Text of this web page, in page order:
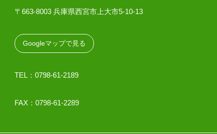
〒663-8003 兵庫県西宮市上大市5-10-13
Googleマップで見る
TEL：0798-61-2189
FAX：0798-61-2289